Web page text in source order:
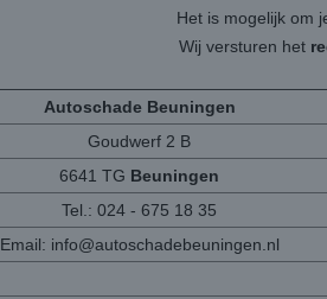
Het is mogelijk om
Wij versturen het
Autoschade Beuningen
Goudwerf 2 B
6641 TG Beuningen
Tel.: 024 - 675 18 35
Email: info@autoschadebeuningen.nl